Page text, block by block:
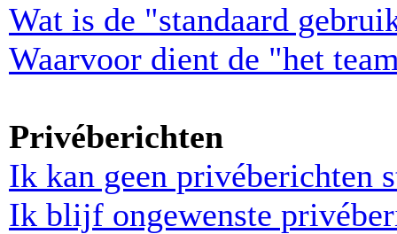
Wat is de "standaard
Waarvoor dient de "het
Privéberichten
Ik kan geen privéberichten
Ik blijf ongewenste